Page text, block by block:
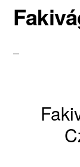
WordPress
oldal